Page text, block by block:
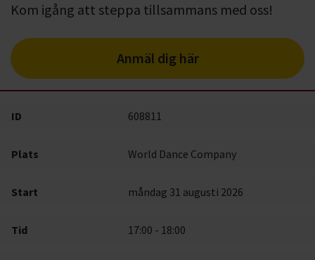
Kom igång att steppa tillsammans med oss!
Anmäl dig här
ID 608811
Plats World Dance Company
Start måndag 31 augusti 2026
Tid 17:00 - 18:00